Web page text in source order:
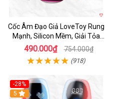
Cốc Âm Đạo Giả LoveToy Rung
Mạnh, Silicon Mềm, Giải Tỏa
Sinh Lý
490.000₫ 754.000₫
(918)
-28%
5